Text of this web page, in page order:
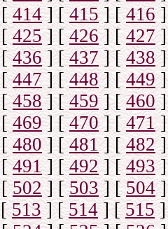
[414] [415] [416]
[ 425] [426] [427]
[436] [437] [438]
[447] [448] [449]
[458] [459] [460]
[469] [470] [471]
[480] [481] [482]
[491] [492] [493]
[502] [503] [504]
[513] [514] [515]